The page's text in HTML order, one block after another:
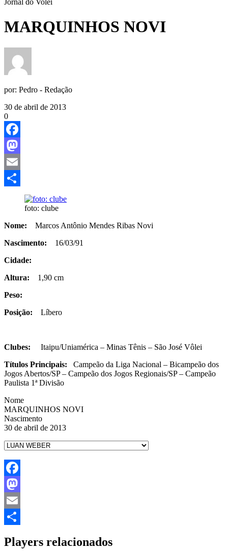
Share
MARQUINHOS NOVI
por: Pedro - Redação
30 de abril de 2013
0
Facebook
Mastodon
Email
foto: clube
Nome: Marcos Antônio Mendes Ribas Novi
Nascimento: 16/03/91
Cidade:
Altura: 1,90 cm
Peso:
Posição: Líbero
Clubes: Itaipu/Uniamérica – Minas Tênis – São José Vôlei
Títulos Principais: Campeão da Liga Nacional – Bicampeão dos
Jogos Abertos/SP – Campeão dos Jogos Regionais/SP – Campeão
Paulista 1ª Divisão
Nome
MARQUINHOS NOVI
Nascimento
30 de abril de 2013
Facebook
Mastodon
Email
Players relacionados